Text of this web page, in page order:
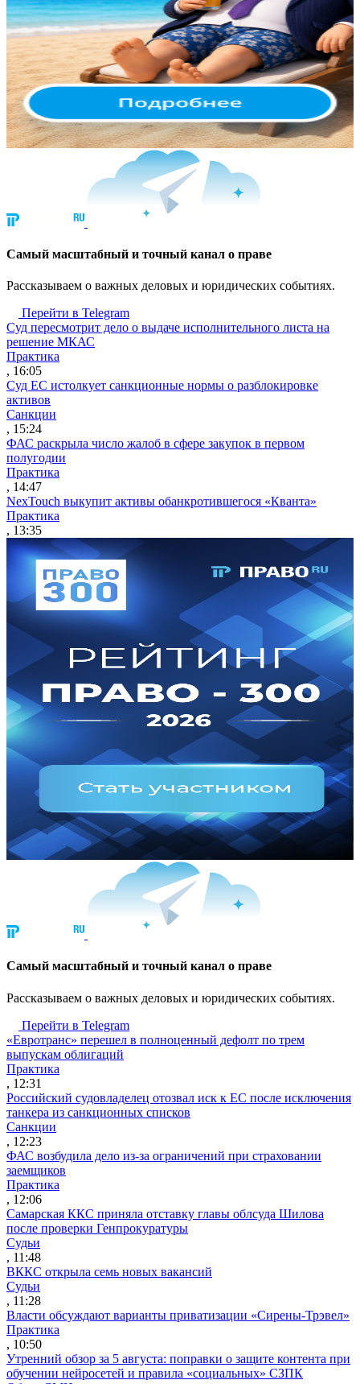
Cамый масштабный и точный канал о праве
Рассказываем о важных деловых и юридических событиях.
Перейти в Telegram
Суд пересмотрит дело о выдаче исполнительного листа на
решение МКАС
Практика
, 16:05
Суд ЕС истолкует санкционные нормы о разблокировке
активов
Санкции
, 15:24
ФАС раскрыла число жалоб в сфере закупок в первом
полугодии
Практика
, 14:47
NexTouch выкупит активы обанкротившегося «Кванта»
Практика
, 13:35
Cамый масштабный и точный канал о праве
Рассказываем о важных деловых и юридических событиях.
Перейти в Telegram
«Евротранс» перешел в полноценный дефолт по трем
выпускам облигаций
Практика
, 12:31
Российский судовладелец отозвал иск к ЕС после исключения
танкера из санкционных списков
Санкции
, 12:23
ФАС возбудила дело из-за ограничений при страховании
заемщиков
Практика
, 12:06
Самарская ККС приняла отставку главы облсуда Шилова
после проверки Генпрокуратуры
Судьи
, 11:48
ВККС открыла семь новых вакансий
Судьи
, 11:28
Власти обсуждают варианты приватизации «Сирены-Трэвел»
Практика
, 10:50
Утренний обзор за 5 августа: поправки о защите контента при
обучении нейросетей и правила «социальных» СЗПК